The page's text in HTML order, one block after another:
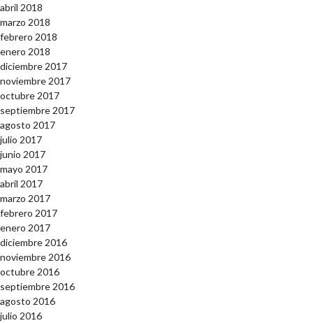
abril 2018
marzo 2018
febrero 2018
enero 2018
diciembre 2017
noviembre 2017
octubre 2017
septiembre 2017
agosto 2017
julio 2017
junio 2017
mayo 2017
abril 2017
marzo 2017
febrero 2017
enero 2017
diciembre 2016
noviembre 2016
octubre 2016
septiembre 2016
agosto 2016
julio 2016